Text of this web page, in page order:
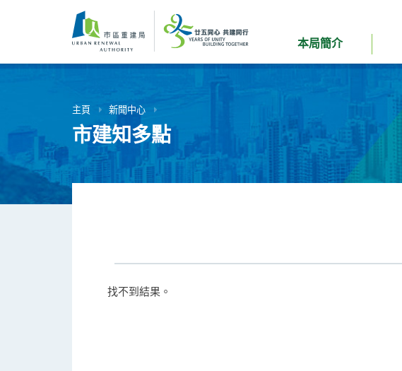
內
本局簡介
主頁 新聞中心
市建知多點
找不到結果。